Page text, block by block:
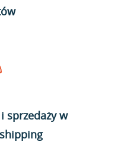
sprzedaży w